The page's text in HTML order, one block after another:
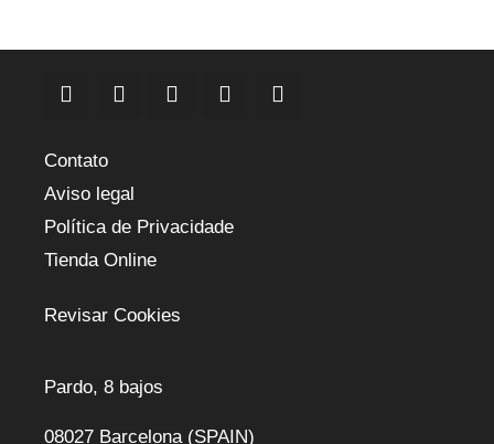
Contato
Aviso legal
Política de Privacidade
Tienda Online
Revisar Cookies
Pardo, 8 bajos
08027 Barcelona (SPAIN)